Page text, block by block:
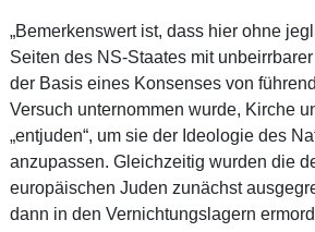
„Bemerkenswert ist, dass hier ohne
Seiten des NS-Staates mit
der Basis eines Konsenses von
Versuch unternommen wurde, Kirche
„entjuden“, um sie der Ideologie des
anzupassen. Gleichzeitig wurden die
europäischen Juden zunächst
dann in den Vernichtungslagern